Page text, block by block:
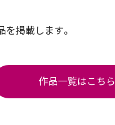
を掲載します。
作品一覧はこちら